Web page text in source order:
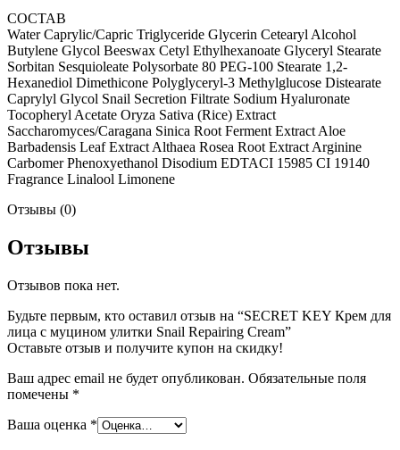
СОСТАВ
Water Caprylic/Capric Triglyceride Glycerin Cetearyl Alcohol
Butylene Glycol Beeswax Cetyl Ethylhexanoate Glyceryl Stearate
Sorbitan Sesquioleate Polysorbate 80 PEG-100 Stearate 1,2-
Hexanediol Dimethicone Polyglyceryl-3 Methylglucose Distearate
Caprylyl Glycol Snail Secretion Filtrate Sodium Hyaluronate
Tocopheryl Acetate Oryza Sativa (Rice) Extract
Saccharomyces/Caragana Sinica Root Ferment Extract Aloe
Barbadensis Leaf Extract Althaea Rosea Root Extract Arginine
Carbomer Phenoxyethanol Disodium EDTACI 15985 CI 19140
Fragrance Linalool Limonene
Отзывы (0)
Отзывы
Отзывов пока нет.
Будьте первым, кто оставил отзыв на “SECRET KEY Крем для
лица с муцином улитки Snail Repairing Cream”
Оставьте отзыв и получите купон на скидку!
Ваш адрес email не будет опубликован. Обязательные поля
помечены *
Ваша оценка *